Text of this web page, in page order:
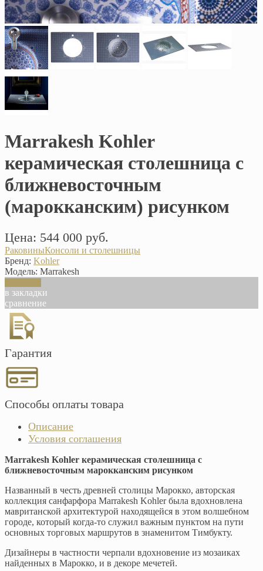
Marrakesh Kohler
керамическая столешница с
ближневосточным
(марокканским) рисунком
Цена: 544 000 руб.
РаковиныКонсоли и столешницы
Бренд: Kohler
Модель: Marrakesh
в закладки
сравнение
Гарантия
Способы оплаты товара
Описание
Условия соглашения
Marrakesh Kohler керамическая столешница с
ближневосточным марокканским рисунком
Названный в честь древней столицы Марокко, авторская
коллекция санфарфора Marrakesh Kohler была вдохновлена
мавританской архитектурой находящейся в этом волшебном
городе, который когда-то служил важным пунктом на пути
основных торговых маршрутов в знаменитом Тимбукту.
Дизайнеры в частности черпали вдохновение из мозаиках
найденных в Марокко, и в декоре мечетей.